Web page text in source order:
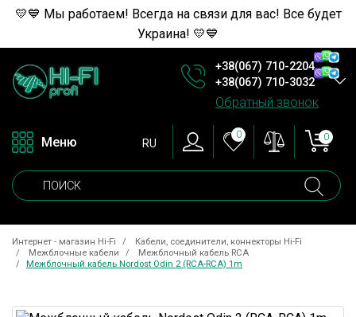
💛💙 Мы работаем! Всегда на связи для вас! Все будет
Украина! 💛💙
+38(067) 710-2204
+38(067) 710-3032
Обратный звонок
Меню RU
0 0
Интернет - магазин Hi-Fi
Кабели, соединители, коннекторы Hi-Fi
Межблочные кабели
Межблочный кабель RCA
Межблочный кабель Nordost Odin 2 (RCA-RCA) 1m